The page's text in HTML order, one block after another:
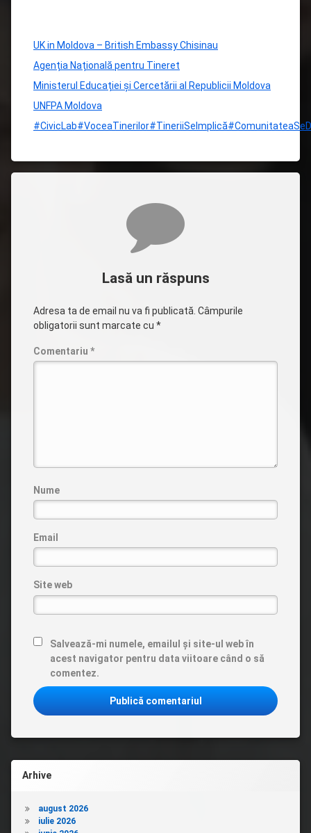
UK in Moldova – British Embassy Chisinau
Agenția Națională pentru Tineret
Ministerul Educației și Cercetării al Republicii Moldova
UNFPA Moldova
#CivicLab#VoceaTinerilor#TineriiSeImplică
Lasă un răspuns
Adresa ta de email nu va fi publicată. Câmpurile
obligatorii sunt marcate cu *
Comentariu *
Nume
Email
Site web
Salvează-mi numele, emailul și site-ul web în
acest navigator pentru data viitoare când o să
comentez.
Arhive
august 2026
iulie 2026